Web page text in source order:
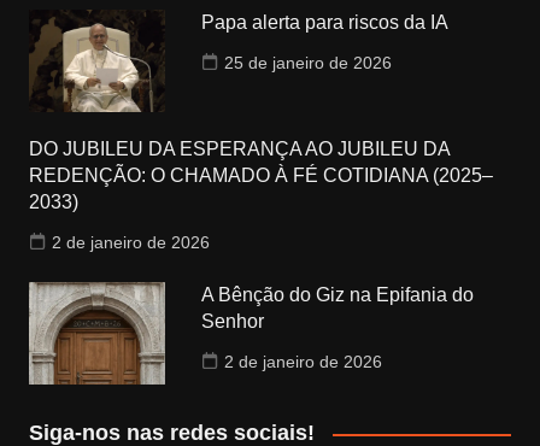
Papa alerta para riscos da IA
25 de janeiro de 2026
DO JUBILEU DA ESPERANÇA AO JUBILEU DA
REDENÇÃO: O CHAMADO À FÉ COTIDIANA (2025–
2033)
2 de janeiro de 2026
A Bênção do Giz na Epifania do
Senhor
2 de janeiro de 2026
Siga-nos nas redes sociais!